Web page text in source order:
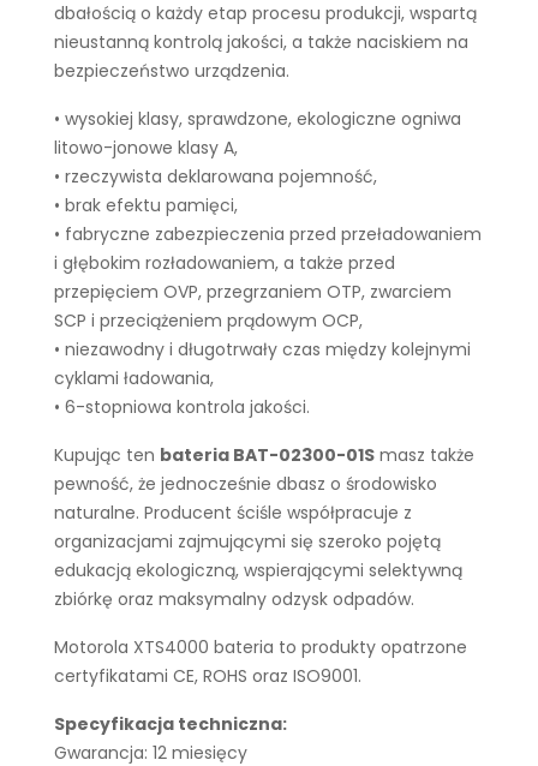
dbałością o każdy etap procesu produkcji, wspartą
nieustanną kontrolą jakości, a także naciskiem na
bezpieczeństwo urządzenia.
• wysokiej klasy, sprawdzone, ekologiczne ogniwa
litowo-jonowe klasy A,
• rzeczywista deklarowana pojemność,
• brak efektu pamięci,
• fabryczne zabezpieczenia przed przeładowaniem
i głębokim rozładowaniem, a także przed
przepięciem OVP, przegrzaniem OTP, zwarciem
SCP i przeciążeniem prądowym OCP,
• niezawodny i długotrwały czas między kolejnymi
cyklami ładowania,
• 6-stopniowa kontrola jakości.
Kupując ten bateria BAT-02300-01S masz także
pewność, że jednocześnie dbasz o środowisko
naturalne. Producent ściśle współpracuje z
organizacjami zajmującymi się szeroko pojętą
edukacją ekologiczną, wspierającymi selektywną
zbiórkę oraz maksymalny odzysk odpadów.
Motorola XTS4000 bateria to produkty opatrzone
certyfikatami CE, ROHS oraz ISO9001.
Specyfikacja techniczna:
Gwarancja: 12 miesięcy